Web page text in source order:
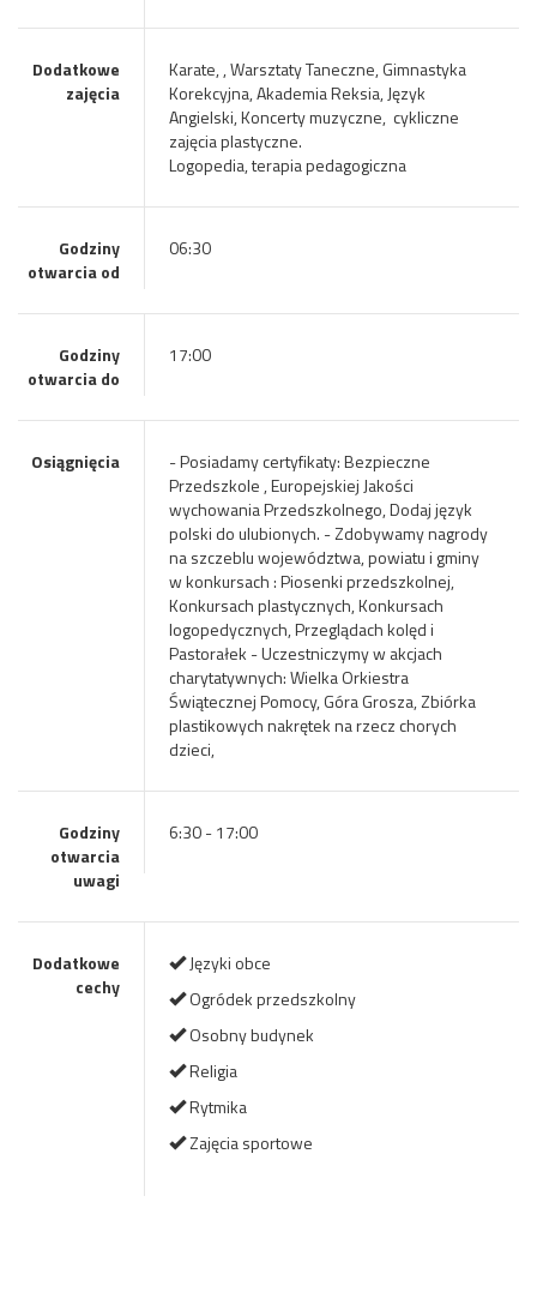
Dodatkowe
zajęcia
Karate, , Warsztaty Taneczne, Gimnastyka
Korekcyjna, Akademia Reksia, Język
Angielski, Koncerty muzyczne, cykliczne
zajęcia plastyczne.
Logopedia, terapia pedagogiczna
Godziny
otwarcia od
06:30
Godziny
otwarcia do
17:00
Osiągnięcia
- Posiadamy certyfikaty: Bezpieczne
Przedszkole , Europejskiej Jakości
wychowania Przedszkolnego, Dodaj język
polski do ulubionych. - Zdobywamy nagrody
na szczeblu województwa, powiatu i gminy
w konkursach : Piosenki przedszkolnej,
Konkursach plastycznych, Konkursach
logopedycznych, Przeglądach kolęd i
Pastorałek - Uczestniczymy w akcjach
charytatywnych: Wielka Orkiestra
Świątecznej Pomocy, Góra Grosza, Zbiórka
plastikowych nakrętek na rzecz chorych
dzieci,
Godziny
otwarcia
uwagi
6:30 - 17:00
Dodatkowe
cechy
Języki obce
Ogródek przedszkolny
Osobny budynek
Religia
Rytmika
Zajęcia sportowe